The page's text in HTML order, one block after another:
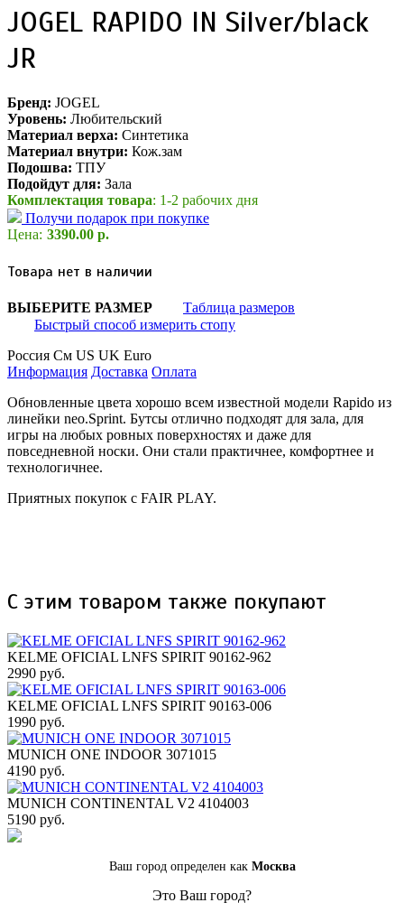
JOGEL RAPIDO IN Silver/black
JR
Бренд: JOGEL
Уровень: Любительский
Материал верха: Синтетика
Материал внутри: Кож.зам
Подошва: ТПУ
Подойдут для: Зала
Комплектация товара: 1-2 рабочих дня
Получи подарок при покупке
Цена: 3390.00 р.
Товара нет в наличии
ВЫБЕРИТЕ РАЗМЕР
Таблица размеров
Быстрый способ измерить стопу
Россия См US UK Euro
Информация Доставка Оплата
Обновленные цвета хорошо всем известной модели Rapido из
линейки neo.Sprint. Бутсы отлично подходят для зала, для
игры на любых ровных поверхностях и даже для
повседневной носки. Они стали практичнее, комфортнее и
технологичнее.
Приятных покупок с FAIR PLAY.
С этим товаром также покупают
KELME OFICIAL LNFS SPIRIT 90162-962
2990 руб.
KELME OFICIAL LNFS SPIRIT 90163-006
1990 руб.
MUNICH ONE INDOOR 3071015
4190 руб.
MUNICH CONTINENTAL V2 4104003
5190 руб.
Ваш город определен как Москва
Это Ваш город?